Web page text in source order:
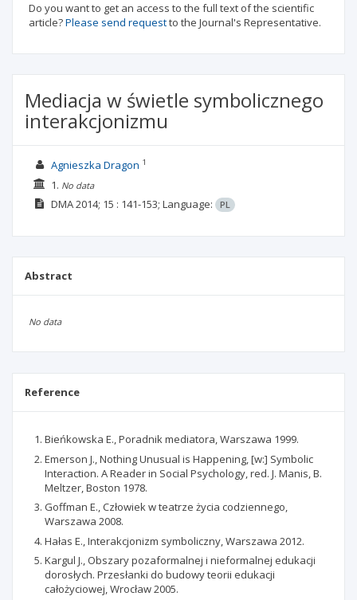
Do you want to get an access to the full text of the scientific
article?Please send requestto the Journal's Representative.
Mediacja w świetle symbolicznego
interakcjonizmu
Agnieszka Dragon 1
1. No data
DMA2014; 15 : 141-153; Language: PL
Abstract
No data
Reference
Bieńkowska E., Poradnik mediatora, Warszawa 1999.
Emerson J., Nothing Unusual is Happening, [w:] Symbolic
Interaction. A Reader in Social Psychology, red. J. Manis, B.
Meltzer, Boston 1978.
Goffman E., Człowiek w teatrze życia codziennego,
Warszawa 2008.
Hałas E., Interakcjonizm symboliczny, Warszawa 2012.
Kargul J., Obszary pozaformalnej i nieformalnej edukacji
dorosłych. Przesłanki do budowy teorii edukacji
całożyciowej, Wrocław 2005.